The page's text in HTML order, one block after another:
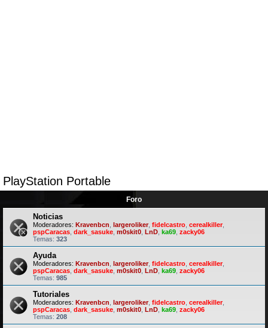
PlayStation Portable
Foro
Noticias
Moderadores: Kravenbcn largeroliker fidelcastro cerealkiller
pspCaracas dark_sasuke m0skit0 LnD ka69 zacky06
Temas: 323
Ayuda
Moderadores: Kravenbcn largeroliker fidelcastro cerealkiller
pspCaracas dark_sasuke m0skit0 LnD ka69 zacky06
Temas: 985
Tutoriales
Moderadores: Kravenbcn largeroliker, fidelcastro cerealkiller,
pspCaracas dark_sasuke m0skit0 LnD ka69 zacky06
Temas: 208